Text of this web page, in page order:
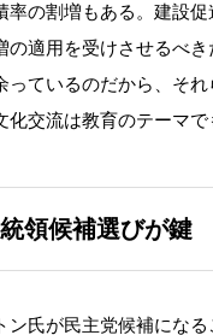
の割増もある。建設
の適用を受けさせるべ
ているのだから、そ
交流は教育のテーマで
領候補選びが鍵
氏が民主党候補にな